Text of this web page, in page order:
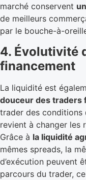
marché conservent
de meilleurs
par le bouche-à-
4. Évolutivité
financement
La liquidité est
douceur des traders
trader des conditions
revient à changer les
Grâce à la liquidité
mêmes spreads, la
d’exécution peuvent
parcours du trader,